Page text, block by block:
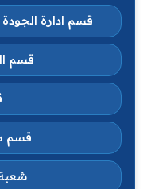
قسم ادارة
قسم
قسم
شعبة